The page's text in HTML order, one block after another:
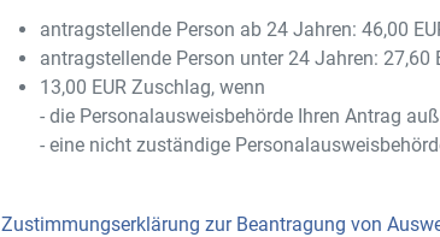
antragstellende Person ab 24 Jahren: 46,00
antragstellende Person unter 24 Jahren: 27,60
13,00 EUR Zuschlag, wenn
- die Personalausweisbehörde Ihren Antrag
- eine nicht zuständige
Zustimmungserklärung zur Beantragung von